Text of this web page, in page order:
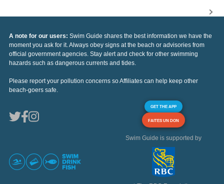
A note for our users: Swim Guide shares the best information we have the
moment you ask for it. Always obey signs at the beach or advisories from
official government agencies. Stay alert and check for other swimming
hazards such as dangerous currents and tides.
Please report your pollution concerns so Affiliates can help keep other
beach-goers safe.
GET THE APP
FAITES UN DON
Swim Guide is supported by